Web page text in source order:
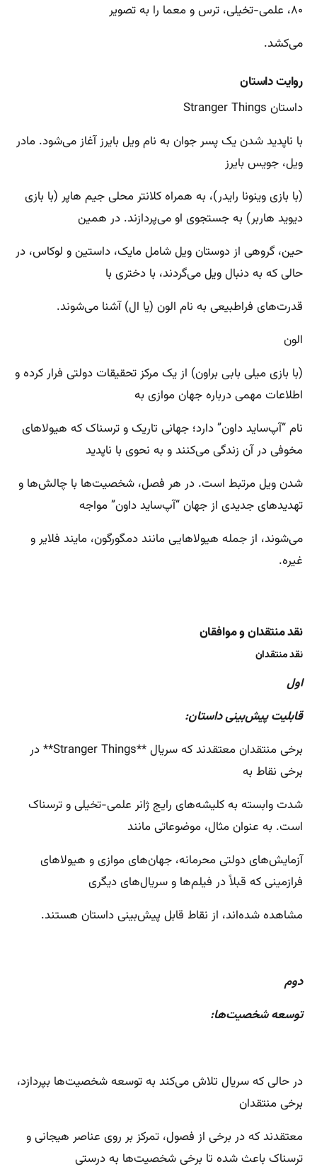
۸۰، علمی-تخیلی، ترس و معما را به تصویر
می‌کشد.
روایت داستان
داستان Stranger Things
با ناپدید شدن یک پسر جوان به نام ویل بایرز آغاز می‌شود. مادر
ویل، جویس بایرز
(با بازی وینونا رایدر)، به همراه کلانتر محلی جیم هاپر (با بازی
دیوید هاربر) به جستجوی او می‌پردازند. در همین
حین، گروهی از دوستان ویل شامل مایک، داستین و لوکاس، در
حالی که به دنبال ویل می‌گردند، با دختری با
قدرت‌های فراطبیعی به نام الون (یا ال) آشنا می‌شوند.
الون
(با بازی میلی بابی براون) از یک مرکز تحقیقات دولتی فرار کرده و
اطلاعات مهمی درباره جهان موازی به
نام “آپ‌ساید داون” دارد؛ جهانی تاریک و ترسناک که هیولاهای
مخوفی در آن زندگی می‌کنند و به نحوی با ناپدید
شدن ویل مرتبط است. در هر فصل، شخصیت‌ها با چالش‌ها و
تهدیدهای جدیدی از جهان “آپ‌ساید داون” مواجه
می‌شوند، از جمله هیولاهایی مانند دمگورگون، مایند فلایر و
غیره.
نقد منتقدان و موافقان
نقد منتقدان
اول
قابلیت پیش‌بینی داستان:
برخی منتقدان معتقدند که سریال **Stranger Things** در
برخی نقاط به
شدت وابسته به کلیشه‌های رایج ژانر علمی-تخیلی و ترسناک
است. به عنوان مثال، موضوعاتی مانند
آزمایش‌های دولتی محرمانه، جهان‌های موازی و هیولاهای
فرازمینی که قبلاً در فیلم‌ها و سریال‌های دیگری
مشاهده شده‌اند، از نقاط قابل پیش‌بینی داستان هستند.
دوم
توسعه شخصیت‌ها:
در حالی که سریال تلاش می‌کند به توسعه شخصیت‌ها بپردازد،
برخی منتقدان
معتقدند که در برخی از فصول، تمرکز بر روی عناصر هیجانی و
ترسناک باعث شده تا برخی شخصیت‌ها به درستی